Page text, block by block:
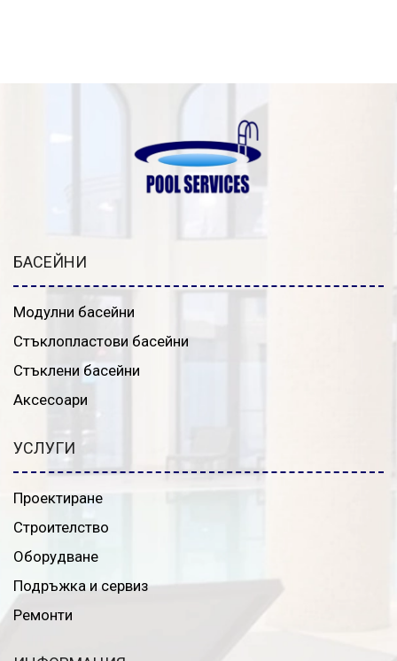
БАСЕЙНИ
Модулни басейни
Стъклопластови басейни
Стъклени басейни
Аксесоари
УСЛУГИ
Проектиране
Строителство
Оборудване
Подръжка и сервиз
Ремонти